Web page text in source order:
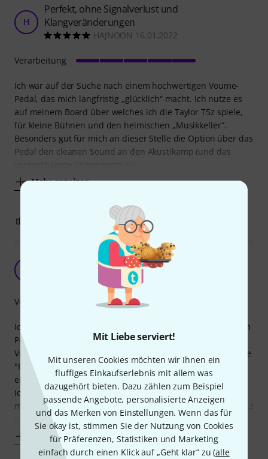
Mit Liebe serviert!
Mit unseren Cookies möchten wir Ihnen ein
fluffiges Einkaufserlebnis mit allem was
dazugehört bieten. Dazu zählen zum Beispiel
passende Angebote, personalisierte Anzeigen
und das Merken von Einstellungen. Wenn das für
Sie okay ist, stimmen Sie der Nutzung von Cookies
für Präferenzen, Statistiken und Marketing
einfach durch einen Klick auf „Geht klar“ zu (alle
H
Perfekt, ohne Signalverlust und
Klangveränderungen
HAJNOON 16.01.2022
Ich war auf der Suche nach einem hochwertigen Voume-
Pedal, das mich langfristig „glücklich“ macht. Ich nutze es
auf meinem Board über welches ich die Taylor T5z spiele,
für kleine Bühnen und den heimischen „Musikkeller“.
Besonders gut für mich an dieser Stelle die Option über das
Pedal den cleanen Sound an den Akustikamp (und das
Mehr anzeigen
Verarbeitung
BEWERTUNG MELDEN
Volumenpedal auf Pedalboard
Stefan3937 08.06.2020
Ich verwende das Volume 90 als Volumenpedal auf meinem
Pedalboard. Im Vergleich zu meinen bisherigen
Volumenpedalen arbeitet es absolut geräuschfrei und ohne
"Ruckler". Ist auch prima geeignet, um z.B. Effekte
einzublenden.
Ich verwende die Min-Einstellung als Rhythmus-Lautstärke
meiner Gitarre und die Max-Einstellung als Solo-Lautstärke.:
passt bei mir fast -
Mehr anzeigen
Verarbeitung